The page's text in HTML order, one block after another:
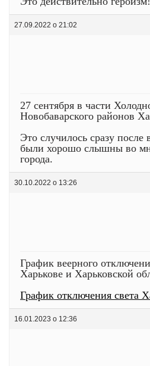
27.09.2022 о 21:02
27 сентября в части
Новобаварского районов
Это случилось сразу после
были хорошо слышны во
города.
30.10.2022 о 13:26
График веерного
Харькове и Харьковской
График отключения света
16.01.2023 о 12:36